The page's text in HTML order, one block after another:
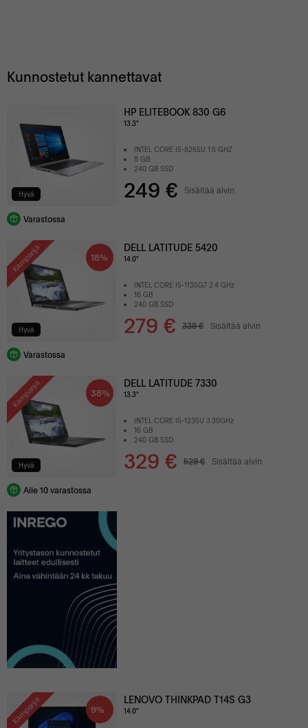
Kunnostetut kannettavat
Hyvä
HP ELITEBOOK 830 G6
13.3"
INTEL CORE I5-8265U 1.6 GHZ
8 GB
240 GB SSD
249 € Sisältää alvin
Varastossa
Kampanja 18%
Hyvä
DELL LATITUDE 5420
14.0"
INTEL CORE I5-1135G7 2.4 GHz
16 GB
240 GB SSD
279 € 339 € Sisältää alvin
Varastossa
Kampanja 38%
Hyvä
DELL LATITUDE 7330
13.3"
INTEL CORE I5-1235U 3.30GHz
16 GB
240 GB SSD
329 € 529 € Sisältää alvin
Alle 10 varastossa
Kampanja 9%
LENOVO THINKPAD T14S G3
14.0"